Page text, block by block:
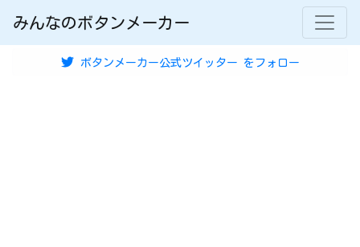
みんなのボタンメーカー
ボタンメーカー公式ツイッター をフォロー